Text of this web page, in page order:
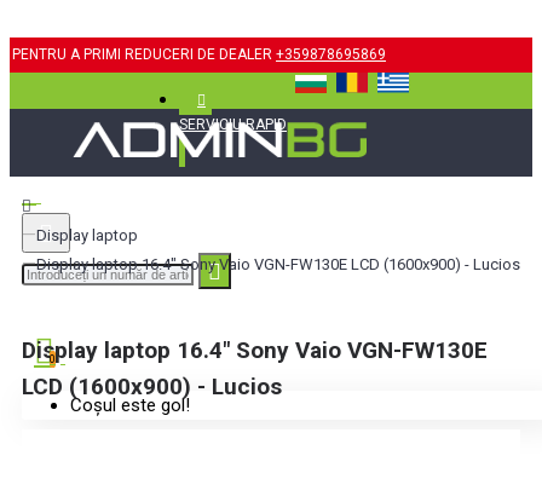
PENTRU A PRIMI REDUCERI DE DEALER +359878695869
SERVICIU RAPID
0
Coșul este gol!
Display laptop
Display laptop 16.4" Sony Vaio VGN-FW130E LCD (1600x900) - Lucios
Display laptop 16.4" Sony Vaio VGN-FW130E
LCD (1600x900) - Lucios